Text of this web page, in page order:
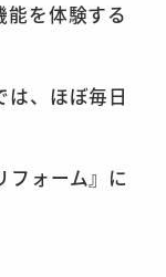
能を体験する
は、ほぼ毎日
フォーム』に